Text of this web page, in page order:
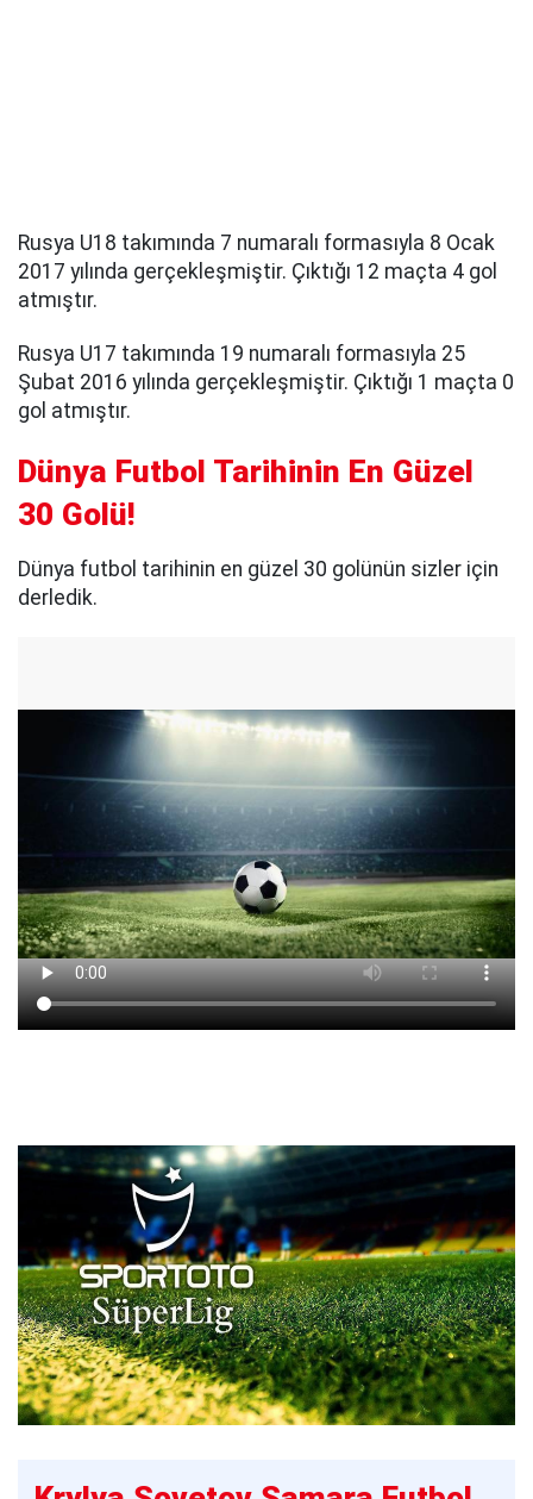
Rusya U18 takımında 7 numaralı formasıyla 8 Ocak
2017 yılında gerçekleşmiştir. Çıktığı 12 maçta 4 gol
atmıştır.
Rusya U17 takımında 19 numaralı formasıyla 25
Şubat 2016 yılında gerçekleşmiştir. Çıktığı 1 maçta 0
gol atmıştır.
Dünya Futbol Tarihinin En Güzel
30 Golü!
Dünya futbol tarihinin en güzel 30 golünün sizler için
derledik.